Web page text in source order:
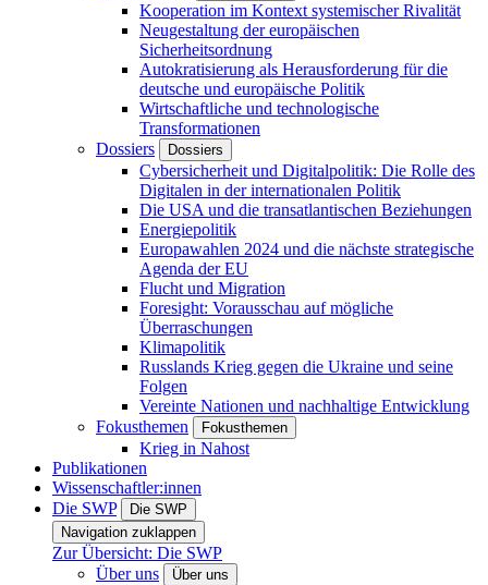
Kooperation im Kontext systemischer Rivalität
Neugestaltung der europäischen
Sicherheitsordnung
Autokratisierung als Herausforderung für die
deutsche und europäische Politik
Wirtschaftliche und technologische
Transformationen
Dossiers
Dossiers
Cybersicherheit und Digitalpolitik: Die Rolle des
Digitalen in der internationalen Politik
Die USA und die transatlantischen Beziehungen
Energiepolitik
Europawahlen 2024 und die nächste strategische
Agenda der EU
Flucht und Migration
Foresight: Vorausschau auf mögliche
Überraschungen
Klimapolitik
Russlands Krieg gegen die Ukraine und seine
Folgen
Vereinte Nationen und nachhaltige Entwicklung
Fokusthemen
Fokusthemen
Krieg in Nahost
Publikationen
Wissenschaftler:innen
Die SWP
Die SWP
Navigation zuklappen
Zur Übersicht: Die SWP
Über uns
Über uns